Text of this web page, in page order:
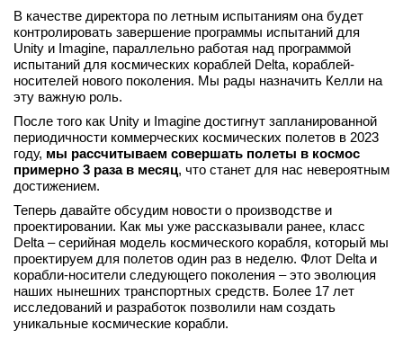
В качестве директора по летным испытаниям она будет
контролировать завершение программы испытаний для
Unity и Imagine, параллельно работая над программой
испытаний для космических кораблей Delta, кораблей-
носителей нового поколения. Мы рады назначить Келли на
эту важную роль.
После того как Unity и Imagine достигнут запланированной
периодичности коммерческих космических полетов в 2023
году, мы рассчитываем совершать полеты в космос
примерно 3 раза в месяц, что станет для нас невероятным
достижением.
Теперь давайте обсудим новости о производстве и
проектировании. Как мы уже рассказывали ранее, класс
Delta – серийная модель космического корабля, который мы
проектируем для полетов один раз в неделю. Флот Delta и
корабли-носители следующего поколения – это эволюция
наших нынешних транспортных средств. Более 17 лет
исследований и разработок позволили нам создать
уникальные космические корабли.